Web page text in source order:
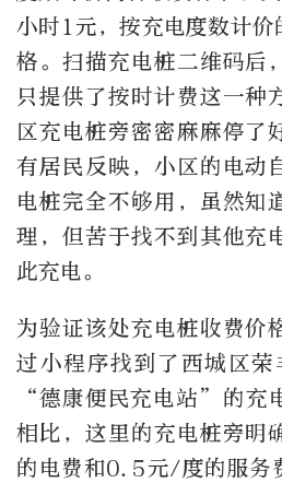
小时1元，按充电度数计价
格。扫描充电桩二维码后
只提供了按时计费这一种
区充电桩旁密密麻麻停了
有居民反映，小区的电动
电桩完全不够用，虽然知
理，但苦于找不到其他充
此充电。
为验证该处充电桩收费价
过小程序找到了西城区
“德康便民充电站”的充
相比，这里的充电桩旁
的电费和0.5元/度的服务